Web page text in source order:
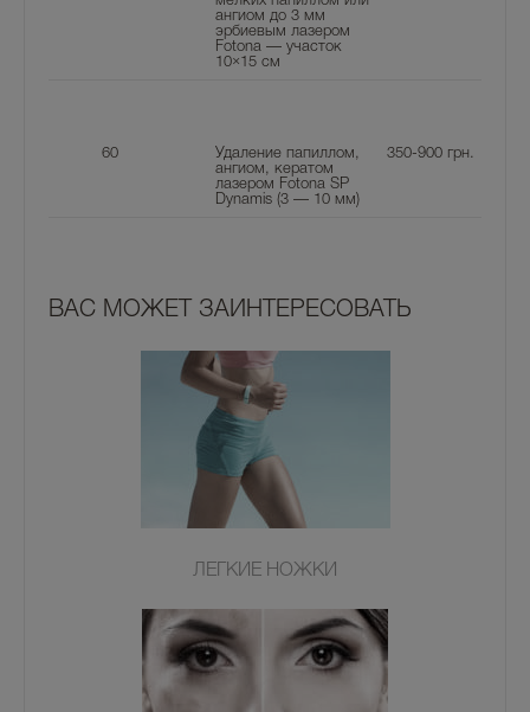
ангиом до 3 мм
эрбиевым лазером
Fotona — участок
10×15 см
60
Удаление папиллом,
ангиом, кератом
лазером Fotona SP
Dynamis (3 — 10 мм)
350-900грн.
ВАС МОЖЕТ ЗАИНТЕРЕСОВАТЬ
ЛЕГКИЕ НОЖКИ